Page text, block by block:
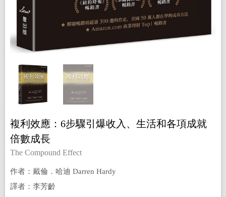
複利效應：6步驟引爆收入、生活和各項成就
倍數成長
The Compound Effect
作者：戴倫．哈迪 Darren Hardy
譯者：李芳齡